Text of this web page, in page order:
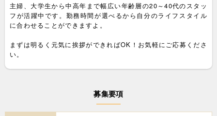
主婦、大学生から中高年まで幅広い年齢層の20～40代のスタッ
フが活躍中です。勤務時間が選べるから自分のライフスタイル
に合わせることができますよ。
まずは明るく元気に挨拶ができればOK！お気軽にご応募くださ
い。
募集要項